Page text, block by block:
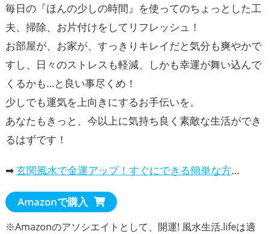
毎日の『ほんの少しの時間』を使ってのちょっとした工
夫、掃除、お片付けをしてリフレッシュ！
お部屋が、お家が、すっきりキレイだと気分も爽やかで
すし、日々のストレスも軽減、しかも幸運が舞い込んで
くるかも…と良い事尽くめ！
少しでも運気を上向きにするお手伝いを。
あなたもきっと、今以上に気持ち良く素敵な生活ができ
るはずです！
➡玄関風水で金運アップ！すぐにできる簡単な方法
Amazonで購入
※Amazonのアソシエイトとして、開運! 風水生活.lifeは適